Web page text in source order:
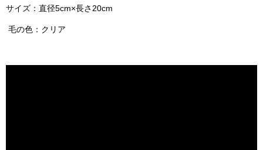
サイズ：直径5cm×長さ20cm
毛の色：クリア